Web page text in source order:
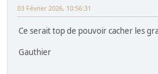
03 Février 2026, 10:56:31
Ce serait top de pouvoir cacher les
Gauthier